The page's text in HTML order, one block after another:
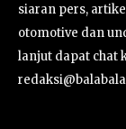
siaran pers,
otomotive dan
lanjut dapat chat